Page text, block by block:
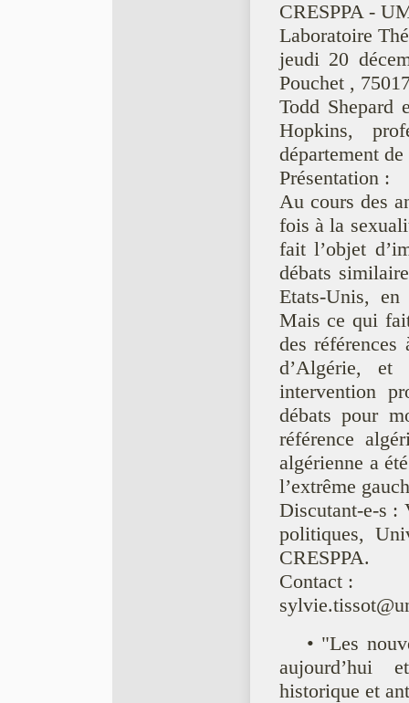
CRESPPA -
Laboratoire
jeudi 20
Pouchet ,
Todd Shepard
Hopkins,
département
Présentation :
Au cours des
fois à la
fait l’objet
débats
Etats-Unis,
Mais ce qui
des
d’Algérie, et
intervention
débats pour
référence
algérienne a
l’extrême
Discutant-e-s :
politiques,
CRESPPA.
Contact :
• "Les
aujourd’hui
historique et